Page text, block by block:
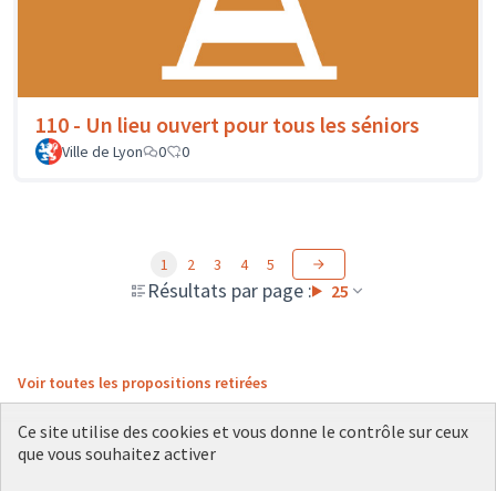
110 - Un lieu ouvert pour tous les séniors
Ville de Lyon 0 0
Résultats par page : 25
1 2 3 4 5
Voir toutes les propositions retirées
Ce site utilise des cookies et vous donne le contrôle sur ceux
que vous souhaitez activer